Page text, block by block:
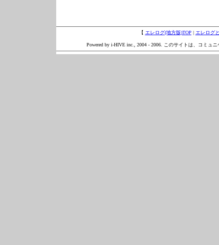
【 エレログ(地方版)TOP | エレログ
Powered by i-HIVE inc., 2004 - 2006. このサイトは、コミュ